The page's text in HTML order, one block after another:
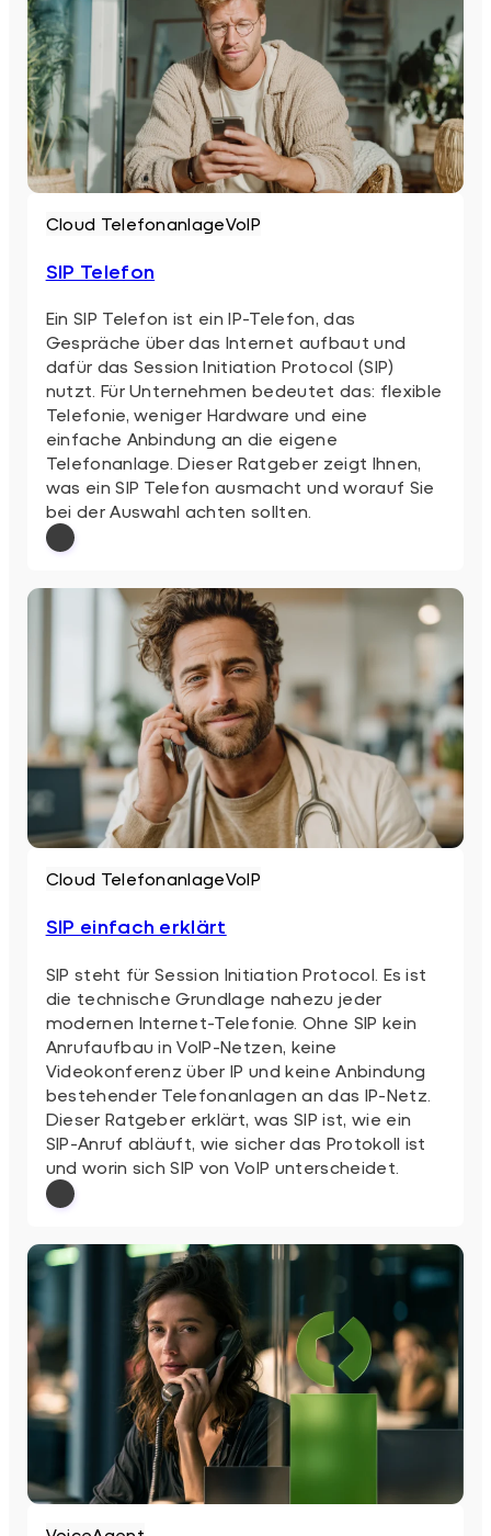
Cloud TelefonanlageVoIP
SIP Telefon
Ein SIP Telefon ist ein IP-Telefon, das
Gespräche über das Internet aufbaut und
dafür das Session Initiation Protocol (SIP)
nutzt. Für Unternehmen bedeutet das: flexible
Telefonie, weniger Hardware und eine
einfache Anbindung an die eigene
Telefonanlage. Dieser Ratgeber zeigt Ihnen,
was ein SIP Telefon ausmacht und worauf Sie
bei der Auswahl achten sollten.
Cloud TelefonanlageVoIP
SIP einfach erklärt
SIP steht für Session Initiation Protocol. Es ist
die technische Grundlage nahezu jeder
modernen Internet-Telefonie. Ohne SIP kein
Anrufaufbau in VoIP-Netzen, keine
Videokonferenz über IP und keine Anbindung
bestehender Telefonanlagen an das IP-Netz.
Dieser Ratgeber erklärt, was SIP ist, wie ein
SIP-Anruf abläuft, wie sicher das Protokoll ist
und worin sich SIP von VoIP unterscheidet.